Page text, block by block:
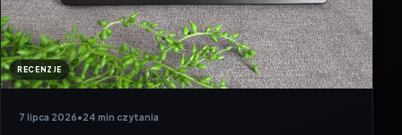
RECENZJE
7 lipca 2026•24 min czytania